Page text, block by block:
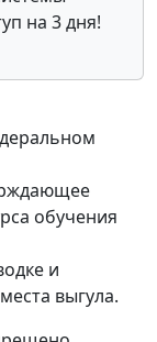
на 3 дня!
обучения
и
выгула.